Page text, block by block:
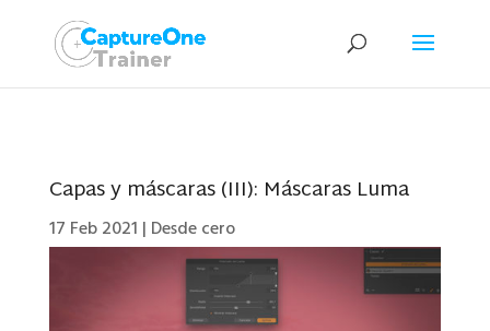
Capas y máscaras (III): Máscaras Luma
17 Feb 2021 | Desde cero